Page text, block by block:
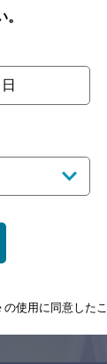
念のためお店にご確
日
使用に同意した